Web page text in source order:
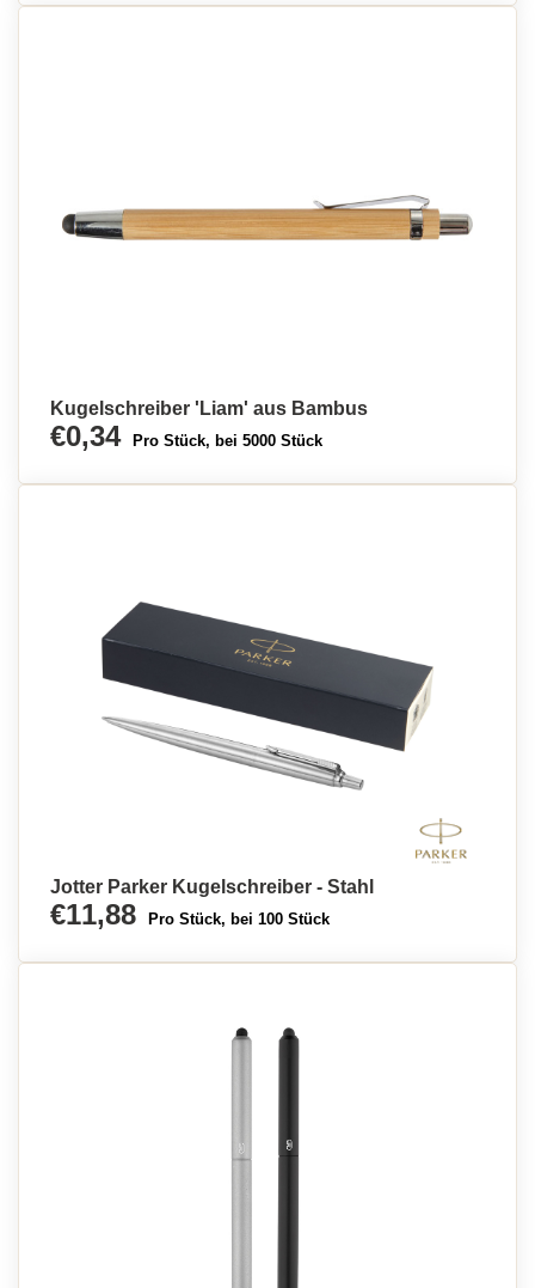
Kugelschreiber 'Liam' aus Bambus
€0,34 Pro Stück, bei 5000 Stück
Jotter Parker Kugelschreiber - Stahl
€11,88 Pro Stück, bei 100 Stück